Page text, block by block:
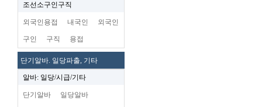
조선소구인구직
외국인용접 내국인 외국인
구인 구직 용접
단기알바. 일당파출, 기타
알바: 일당/시급/기타
단기알바 일당알바